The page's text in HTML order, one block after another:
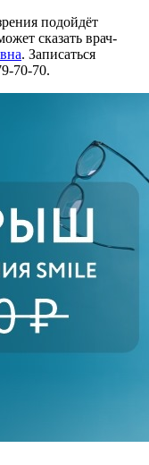
подойдёт
сказать врач-
. Записаться
70-70.